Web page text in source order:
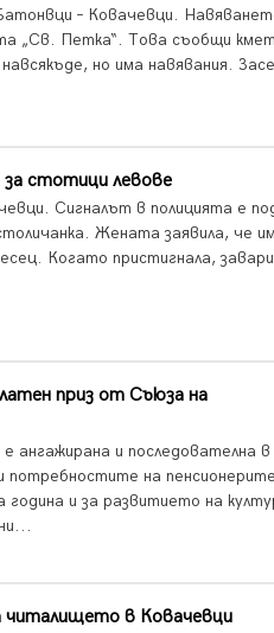
– Ковачевци.
„Св. Петка“. Това съобщи
но има навявания.
стотици левове
Сигналът в полицията е
Жената заявила, че
Когато пристигнала,
приз от Съюза на
ангажирана и последователна в
на
и за развитието на
читалището в Ковачевци